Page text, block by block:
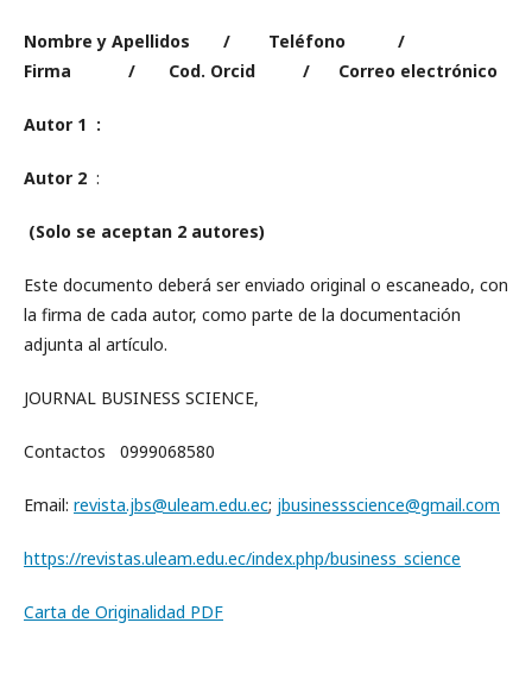
Nombre y Apellidos / Teléfono /
Firma / Cod. Orcid / Correo electrónico
Autor 1 :
Autor 2 :
(Solo se aceptan 2 autores)
Este documento deberá ser enviado original o escaneado, con
la firma de cada autor, como parte de la documentación
adjunta al artículo.
JOURNAL BUSINESS SCIENCE,
Contactos 0999068580
Email: revista.jbs@uleam.edu.ec; jbusinessscience@gmail.com
https://revistas.uleam.edu.ec/index.php/business_science
Carta de Originalidad PDF